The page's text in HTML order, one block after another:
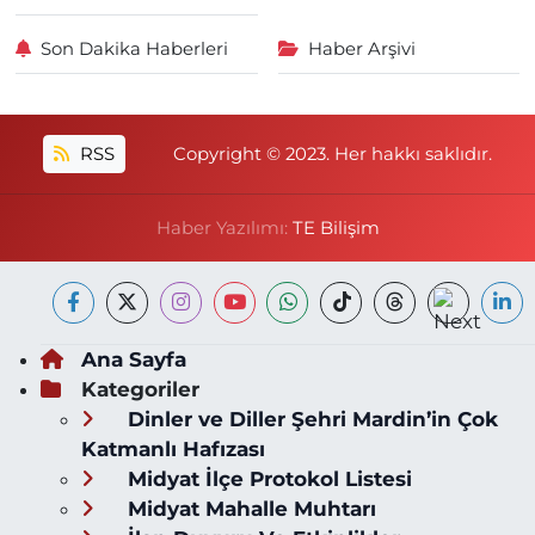
Son Dakika Haberleri Haber Arşivi
RSS Copyright © 2023. Her hakkı saklıdır.
Haber Yazılımı: TE Bilişim
Ana Sayfa
Kategoriler
Dinler ve Diller Şehri Mardin’in Çok
Katmanlı Hafızası
Midyat İlçe Protokol Listesi
Midyat Mahalle Muhtarı